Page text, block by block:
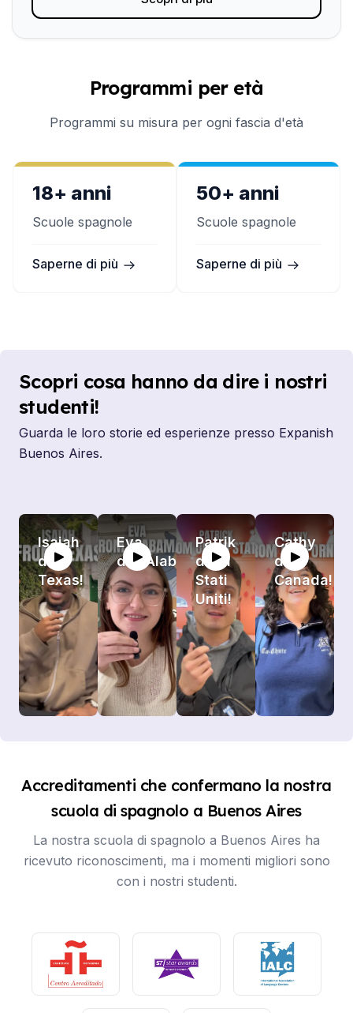
Programmi per età
Programmi su misura per ogni fascia d'età
18+ anni
Scuole spagnole
Saperne di più
50+ anni
Scuole spagnole
Saperne di più
Scopri cosa hanno da dire i nostri
studenti!
Guarda le loro storie ed esperienze presso Expanish
Buenos Aires.
Isaiah
dal
Texas!
Eva
dall’Alabama!
Patrik
dagli
Stati
Uniti!
Cathy
dal
Canada!
Accreditamenti che confermano la nostra
scuola di spagnolo a Buenos Aires
La nostra scuola di spagnolo a Buenos Aires ha
ricevuto riconoscimenti, ma i momenti migliori sono
con i nostri studenti.